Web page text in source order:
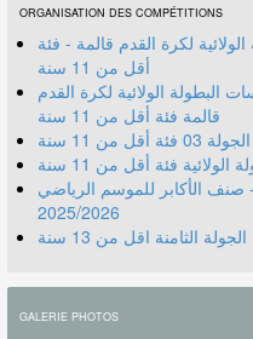
ORGANISATION DES COMPÉTITIONS
(05) - البطولة الولائية لكرة القدم قالمة - فئة
أقل من 11 سنة
(04) من منافسات البطولة الولائية لكرة القدم
قالمة فئة أقل من 11 سنة
أقل من 11 سنة
الولائية فئة أقل من 11 سنة
الشرفي - صنف الأكابر للموسم الرياضي
2025/2026
الجولة الثامنة اقل من 13 سنة
GALERIE PHOTOS